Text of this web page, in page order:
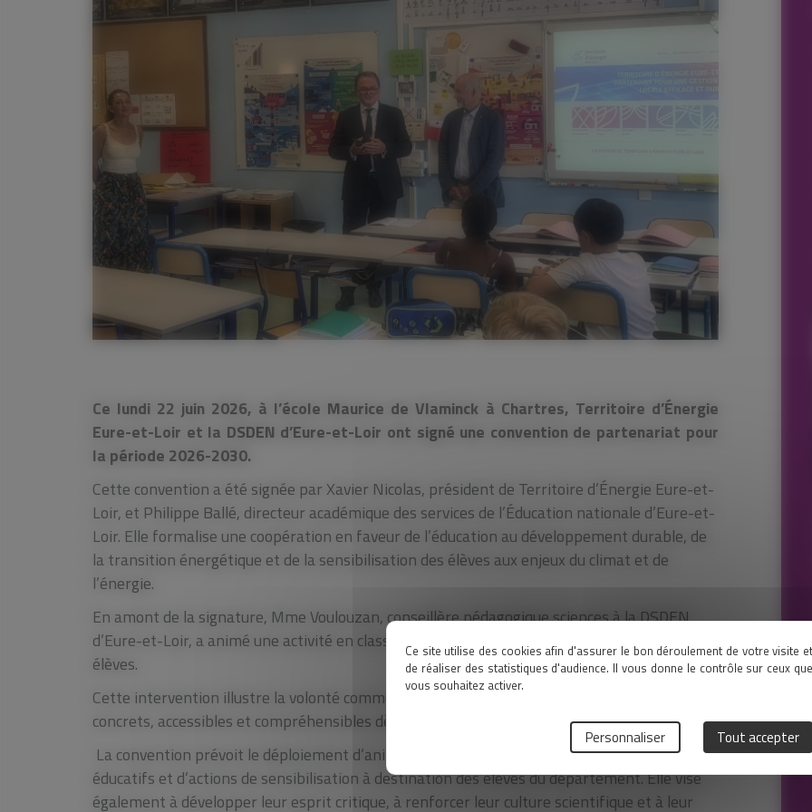
Ce site utilise des cookies afin d'assurer le bon déroulement de votre visite et
de réaliser des statistiques d'audience. Il vous donne le contrôle sur ceux que
vous souhaitez activer.
Tout accepter
Personnaliser
Ce lundi 22 juin 2026, à l’école Maurice de Vlaminck à Chartres, Territoire d’Énergie
Eure-et-Loir et la DSDEN d’Eure-et-Loir ont signé une convention de partenariat pour
la période 2026-2030.
Cette convention a été signée par Xavier Nicolas, président de Territoire d’Énergie Eure-et-
Loir, et Philippe Ballé, directeur académique des services de l’Éducation nationale d’Eure-et-
Loir. Elle formalise une coopération en faveur de l’éducation au développement durable, de
la transition énergétique et de la sensibilisation des élèves aux enjeux du climat et de
l’énergie.
En amont de la signature, Mme Voulouzan, conseillère pédagogique sciences à la DSDEN
d’Eure-et-Loir, a animé une activité en classe autour de la transition énergétique avec les
élèves.
Cette intervention illustre la volonté commune des deux partenaires de rendre ces sujets
concrets, accessibles et compréhensibles dès le plus jeune âge.
La convention prévoit le déploiement d’animations pédagogiques, d’ateliers, de supports
éducatifs et d’actions de sensibilisation à destination des élèves du département. Elle vise
également à développer leur esprit critique, à renforcer leur culture scientifique et à leur